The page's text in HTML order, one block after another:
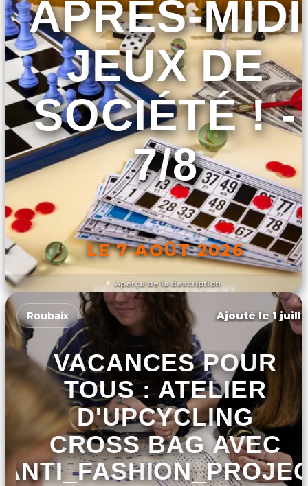
Aperçu de la description
APRÈS-MIDI
JEUX DE
SOCIÉTÉ ! -
7/8
LE 7 AOÛT 2026
DÉCOUVRIR L'ÉVÉNEMENT
Roubaix Ajouté le 1
VACANCES POUR
TOUS : ATELIER
D'UPCYCLING
CROSS BAG AVEC